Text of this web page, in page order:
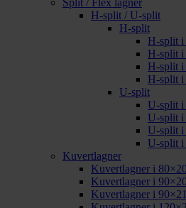
Split / Flex lagner
H-split / U-split
H-split
H-split i
H-split i
H-split i
H-split i
U-split
U-split i
U-split i
U-split i
U-split i
Kuvertlagner
Kuvertlagner i
Kuvertlagner i
Kuvertlagner i